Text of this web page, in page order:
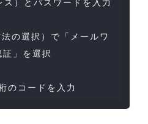
）とパスワードを入力
の選択）で「メールワ
」を選択